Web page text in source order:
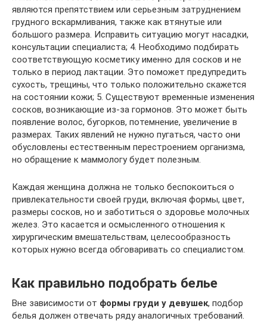
являются препятствием или серьезным затруднением
грудного вскармливания, также как втянутые или
большого размера. Исправить ситуацию могут насадки,
консультации специалиста; 4. Необходимо подбирать
соответствующую косметику именно для сосков и не
только в период лактации. Это поможет предупредить
сухость, трещины, что только положительно скажется
на состоянии кожи; 5. Существуют временные изменения
сосков, возникающие из-за гормонов. Это может быть
появление волос, бугорков, потемнение, увеличение в
размерах. Таких явлений не нужно пугаться, часто они
обусловлены естественным перестроением организма,
но обращение к маммологу будет полезным.
Каждая женщина должна не только беспокоиться о
привлекательности своей груди, включая формы, цвет,
размеры сосков, но и заботиться о здоровье молочных
желез. Это касается и осмысленного отношения к
хирургическим вмешательствам, целесообразность
которых нужно всегда обговаривать со специалистом.
Как правильно подобрать белье
Вне зависимости от формы груди у девушек, подбор
белья должен отвечать ряду аналогичных требований.